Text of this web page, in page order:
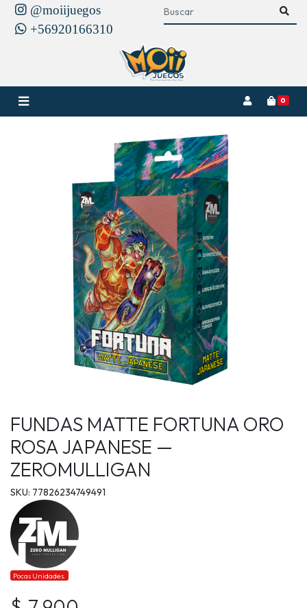
@moiijuegos
+56920166310
0
FUNDAS MATTE FORTUNA ORO
ROSA JAPANESE —
ZEROMULLIGAN
SKU: 77826234749491
Pocas Unidades.